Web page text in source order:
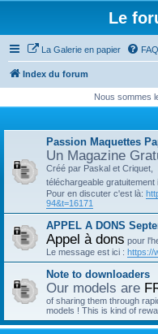
Le
La Galerie en papier FAQ
Index du forum
Nous sommes
Passion Maquettes
Un Magazine
Créé par Paskal et Criquet,
téléchargeable gratuitement
Pour en discuter c'est là:
94&t=16171
APPEL A DONS
Appel à dons pour
Le message est ici : https://
Note to downloaders
Our models are
of sharing them through
models ! This is kind of